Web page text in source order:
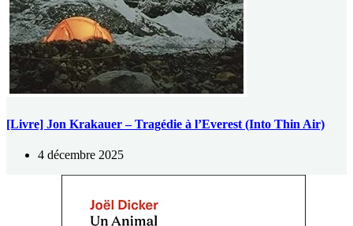
[Livre] Jon Krakauer – Tragédie à l’Everest (Into Thin Air)
4 décembre 2025